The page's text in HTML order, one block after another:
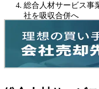
総合人材サービス事
社を吸収合併へ